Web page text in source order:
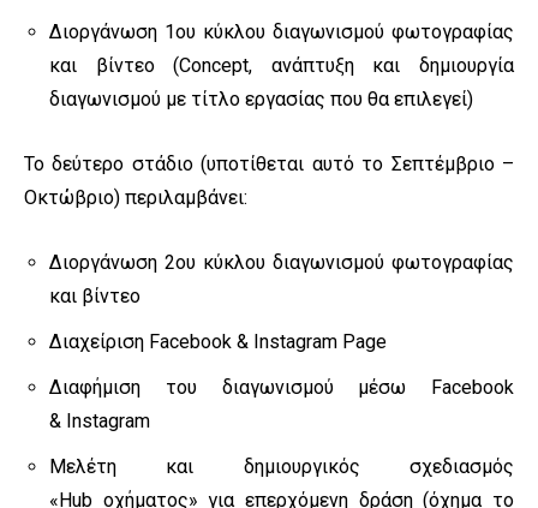
Διοργάνωση 1ου κύκλου διαγωνισμού φωτογραφίας
και βίντεο (Concept, ανάπτυξη και δημιουργία
διαγωνισμού με τίτλο εργασίας που θα επιλεγεί)
Το δεύτερο στάδιο (υποτίθεται αυτό το Σεπτέμβριο –
Οκτώβριο) περιλαμβάνει:
Διοργάνωση 2ου κύκλου διαγωνισμού φωτογραφίας
και βίντεο
Διαχείριση Facebook & Instagram Page
Διαφήμιση του διαγωνισμού μέσω Facebook
& Instagram
Mελέτη και δημιουργικός σχεδιασμός
«Hub οχήματος» για επερχόμενη δράση (όχημα το